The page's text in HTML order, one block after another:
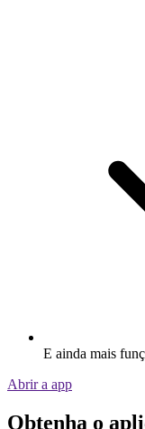
E ainda mais
Abrir a app
Obtenha o